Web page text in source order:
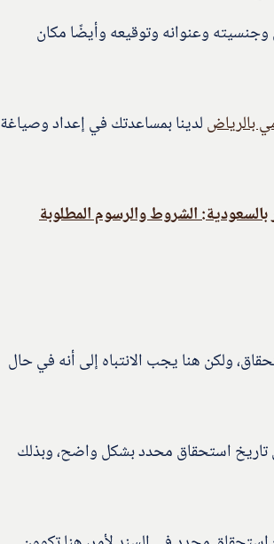
وعنوانه وتوقيعه وأيضًا مكان
بالرياضلدينا بمساعدتك في إعداد وصياغة
الشروط والرسوم المطلوبة
ولكن هنا يجب الانتباه إلى أنه في حال
تاريخ استحقاق محدد بشكل واضح، وبذلك